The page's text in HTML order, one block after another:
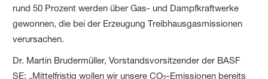
rund 50 Prozent werden über Gas- und Dampfkraftwerke
gewonnen, die bei der Erzeugung Treibhausgasmissionen
verursachen.
Dr. Martin Brudermüller, Vorstandsvorsitzender der BASF
SE: „Mittelfristig wollen wir unsere CO -Emissionen bereits